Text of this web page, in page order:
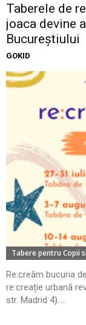
Taberele de
joaca devine
Bucureștiului
GOKID
Tabere pentru Copii
Re:creăm bucuria
re:creație urbană
str. Madrid 4)....